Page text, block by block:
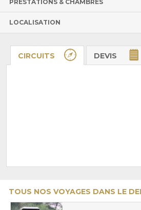
PRESTATIONS & CHAMBRES
LOCALISATION
CIRCUITS DEVIS
TOUS NOS VOYAGES DANS LE